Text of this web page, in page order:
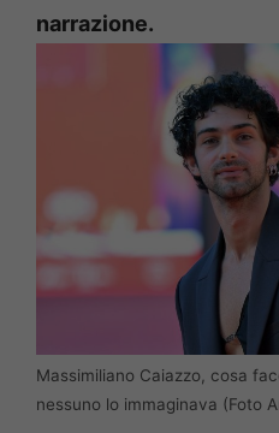
narrazione.
Massimiliano Caiazzo, cosa
nessuno lo immaginava (Foto